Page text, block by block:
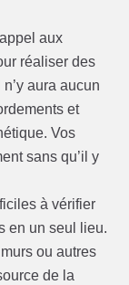
aux
réaliser des
aura aucun
et
Vos
sans qu’il y
à vérifier
en un seul lieu.
ou autres
de la